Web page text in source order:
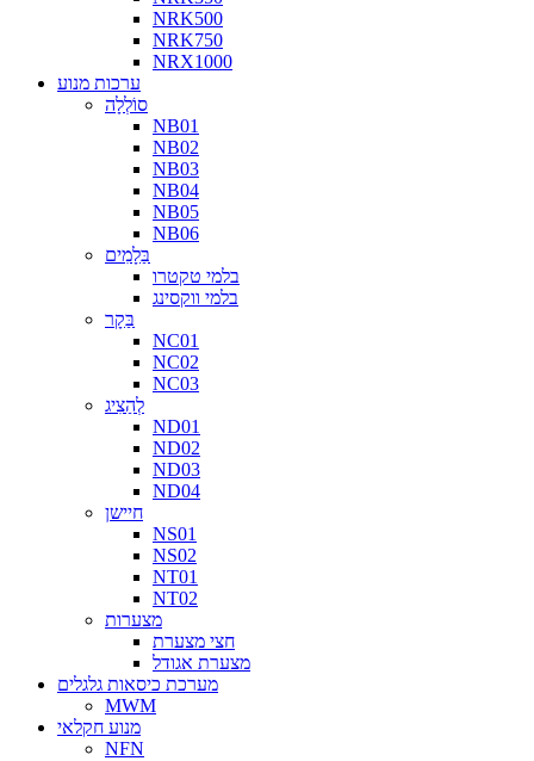
NRK500
NRK750
NRX1000
ערכות מנוע
סוֹלְלָה
NB01
NB02
NB03
NB04
NB05
NB06
בַּלָמִים
בלמי טקטרו
בלמי ווקסינג
בַּקָר
NC01
NC02
NC03
לְהַצִיג
ND01
ND02
ND03
ND04
חיישן
NS01
NS02
NT01
NT02
מצערות
חצי מצערת
מצערת אגודל
מערכת כיסאות גלגלים
MWM
מנוע חקלאי
NFN